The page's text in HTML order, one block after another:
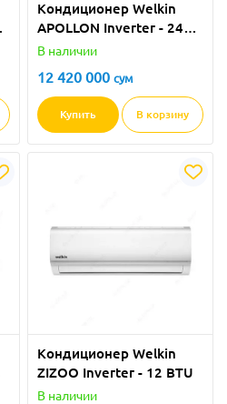
Кондиционер Welkin
APOLLON Inverter - 24
BTU
В наличии
12 420 000 сум
Купить В корзину
Кондиционер Welkin
ZIZOO Inverter - 12 BTU
В наличии